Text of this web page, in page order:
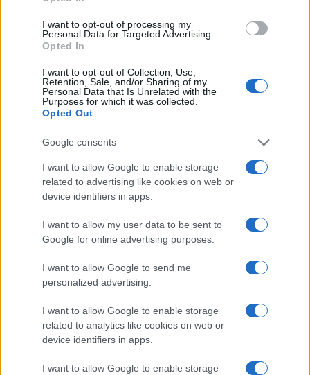
I want to opt-out of processing my
Personal Data for Targeted Advertising.
Opted In
I want to opt-out of Collection, Use,
Retention, Sale, and/or Sharing of my
Personal Data that Is Unrelated with the
Purposes for which it was collected.
Opted Out
Google consents
I want to allow Google to enable storage
related to advertising like cookies on web or
device identifiers in apps.
I want to allow my user data to be sent to
Google for online advertising purposes.
I want to allow Google to send me
personalized advertising.
I want to allow Google to enable storage
related to analytics like cookies on web or
device identifiers in apps.
I want to allow Google to enable storage
Dal punto di vista operativo, l’intesa potrebbe
tradursi in uno dei più ampi deployment AI del
fornitura, progettazione di rack e software di
orchestrazione, con ricadute misurabili sui risultati
finanziari. I termini contrattuali collegano tranche
investimenti nel medio-lungo periodo.
L’accordo dimostra come la combinazione di
forniture hardware, roadmap condivise e strumenti
finanziari possa orientare la pianificazione degli
investimenti nel settore energetico. Le
tranche
finanziarielegate amilestone operative
vincolano erogazioni e revisioni contrattuali alle
prestazioni effettive degli asset.